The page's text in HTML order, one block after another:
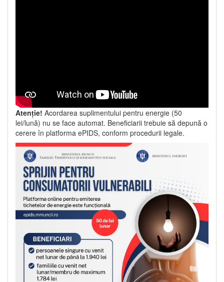
Atenție! Acordarea suplimentului pentru energie (50
lei/lună) nu se face automat. Beneficiarii trebuie să depună o
cerere în platforma ePIDS, conform procedurii legale.